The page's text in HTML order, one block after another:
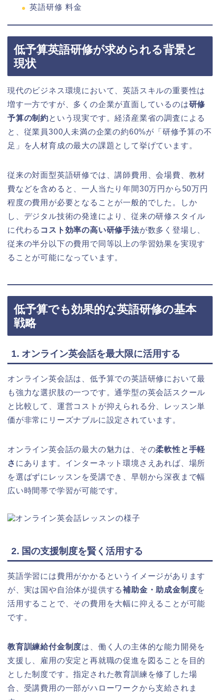
英語研修 料金
低予算英語研修が求められる背景と
現状
現代のビジネス環境において、英語スキルの重要性は
増す一方ですが、多くの企業が直面しているのは研修
予算の制約という現実です。経済産業省の調査による
と、従業員300人未満の企業の約60%が「研修予算の不
足」を人材育成の最大の課題として挙げています。
従来の対面型英語研修では、講師費用、会場費、教材
費などを含めると、一人当たり年間30万円から50万円
程度の費用が必要となることが一般的でした。しか
し、デジタル技術の発達により、従来の研修スタイル
に代わる コスト効率の高い研修手法が数多く登場し、
従来の半分以下の費用で同等以上の学習効果を実現す
ることが可能になっています。
低予算でも効果的な英語研修の基本
戦略
1. オンライン英会話を最大限に活用する
オンライン英会話は、低予算での英語研修において最
も強力な選択肢の一つです。通学型の英会話スクール
と比較して、運営コストが抑えられる分、レッスン単
価が非常にリーズナブルに設定されています。
オンライン英会話の最大の魅力は、その柔軟性と手軽
さ にあります。インターネット環境さえあれば、場所
を選ばずにレッスンを受講でき、早朝から深夜まで幅
広い時間帯で学習が可能です。
2. 国の支援制度を賢く活用する
英語学習には費用がかかるというイメージがあります
が、実は国や自治体が提供する補助金・助成金制度を
活用することで、その費用を大幅に抑えることが可能
です。
教育訓練給付金制度は、働く人の主体的な能力開発を
支援し、雇用の安定と再就職の促進を図ることを目的
とした制度です。指定された教育訓練を修了した場
合、受講費用の一部がハローワークから支給されま